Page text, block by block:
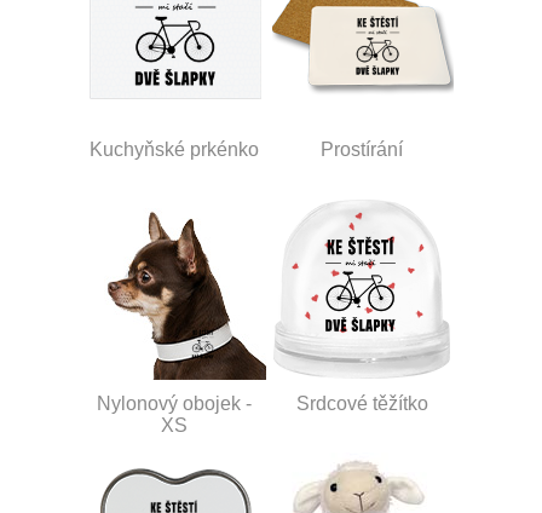
Kuchyňské prkénko Prostírání
Nylonový obojek -
XS
Srdcové těžítko